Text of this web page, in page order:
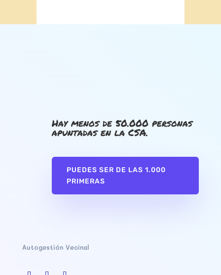
Hay menos de 50.000 personas
apuntadas en la CSA.
PUEDES SER DE LAS 1.000
PRIMERAS
Autogestión Vecinal